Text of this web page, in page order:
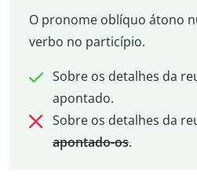
O pronome oblíquo átono
verbo no particípio.
Sobre os detalhes da
apontado.
Sobre os detalhes da
apontado-os.